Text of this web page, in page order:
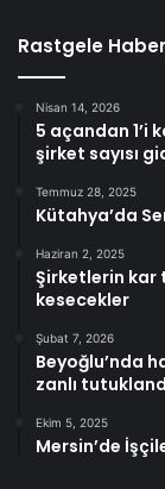
Rastgele
Nisan 14, 2026
5 açandan 1’i
şirket sayısı
Temmuz 28, 2025
Kütahya’da
Haziran 2, 2025
Şirketlerin kar
kesecekler
Şubat 7, 2026
Beyoğlu’nda
zanlı
Ekim 5, 2025
Mersin’de